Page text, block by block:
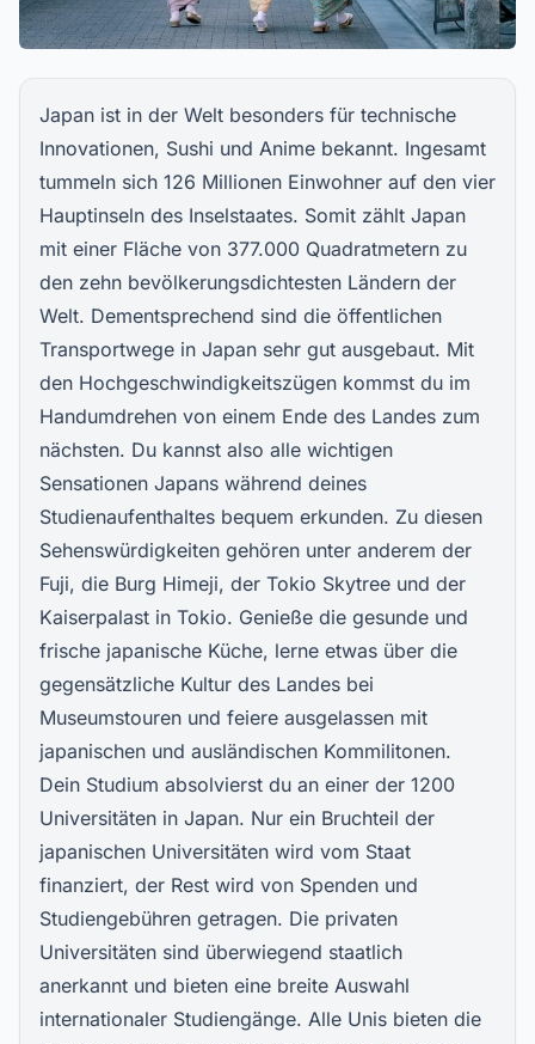
Japan ist in der Welt besonders für technische
Innovationen, Sushi und Anime bekannt. Ingesamt
tummeln sich 126 Millionen Einwohner auf den vier
Hauptinseln des Inselstaates. Somit zählt Japan
mit einer Fläche von 377.000 Quadratmetern zu
den zehn bevölkerungsdichtesten Ländern der
Welt. Dementsprechend sind die öffentlichen
Transportwege in Japan sehr gut ausgebaut. Mit
den Hochgeschwindigkeitszügen kommst du im
Handumdrehen von einem Ende des Landes zum
nächsten. Du kannst also alle wichtigen
Sensationen Japans während deines
Studienaufenthaltes bequem erkunden. Zu diesen
Sehenswürdigkeiten gehören unter anderem der
Fuji, die Burg Himeji, der Tokio Skytree und der
Kaiserpalast in Tokio. Genieße die gesunde und
frische japanische Küche, lerne etwas über die
gegensätzliche Kultur des Landes bei
Museumstouren und feiere ausgelassen mit
japanischen und ausländischen Kommilitonen.
Dein Studium absolvierst du an einer der 1200
Universitäten in Japan. Nur ein Bruchteil der
japanischen Universitäten wird vom Staat
finanziert, der Rest wird von Spenden und
Studiengebühren getragen. Die privaten
Universitäten sind überwiegend staatlich
anerkannt und bieten eine breite Auswahl
internationaler Studiengänge. Alle Unis bieten die